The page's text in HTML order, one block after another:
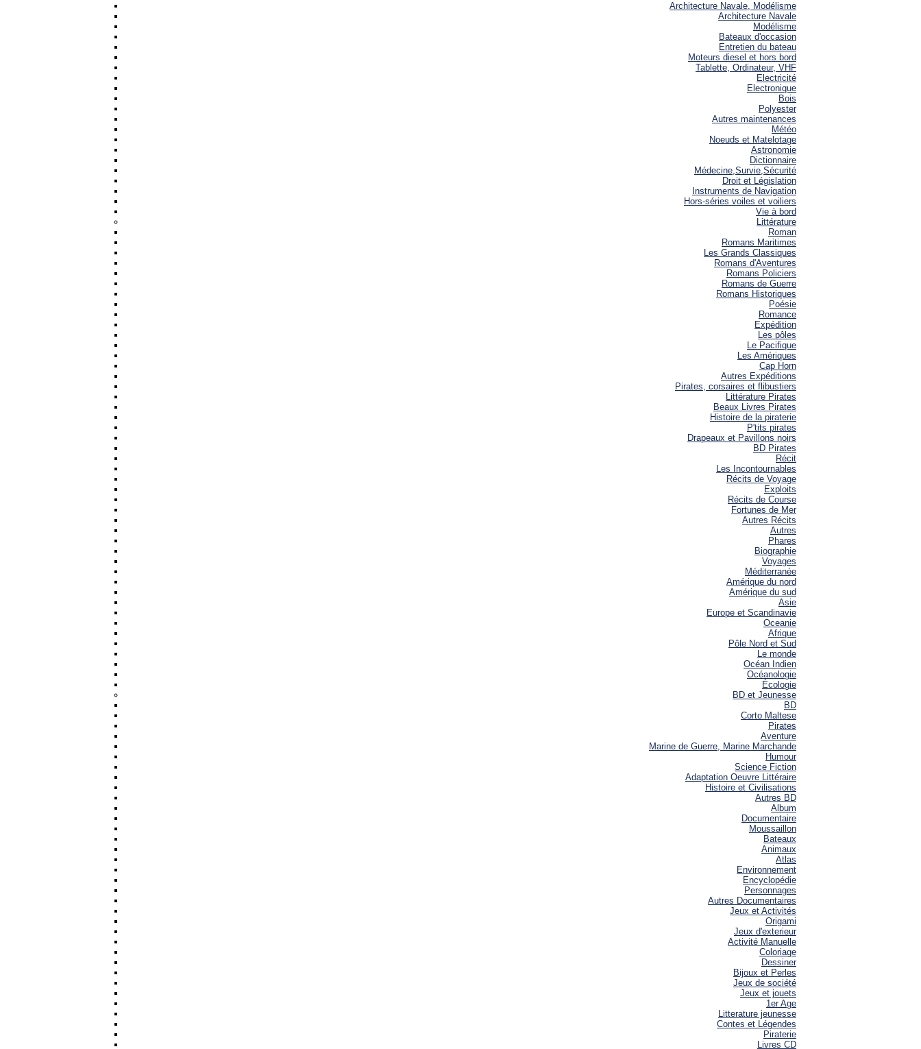
Architecture Navale, Modélisme
Architecture Navale
Modélisme
Bateaux d'occasion
Entretien du bateau
Moteurs diesel et hors bord
Tablette, Ordinateur, VHF
Electricité
Electronique
Bois
Polyester
Autres maintenances
Météo
Noeuds et Matelotage
Astronomie
Dictionnaire
Médecine,Survie,Sécurité
Droit et Législation
Instruments de Navigation
Hors-séries voiles et voiliers
Vie à bord
Littérature
Roman
Romans Maritimes
Les Grands Classiques
Romans d'Aventures
Romans Policiers
Romans de Guerre
Romans Historiques
Poésie
Romance
Expédition
Les pôles
Le Pacifique
Les Amériques
Cap Horn
Autres Expéditions
Pirates, corsaires et flibustiers
Littérature Pirates
Beaux Livres Pirates
Histoire de la piraterie
P'tits pirates
Drapeaux et Pavillons noirs
BD Pirates
Récit
Les Incontournables
Récits de Voyage
Exploits
Récits de Course
Fortunes de Mer
Autres Récits
Autres
Phares
Biographie
Voyages
Méditerranée
Amérique du nord
Amérique du sud
Asie
Europe et Scandinavie
Oceanie
Afrique
Pôle Nord et Sud
Le monde
Océan Indien
Océanologie
Écologie
BD et Jeunesse
BD
Corto Maltese
Pirates
Aventure
Marine de Guerre, Marine Marchande
Humour
Science Fiction
Adaptation Oeuvre Littéraire
Histoire et Civilisations
Autres BD
Album
Documentaire
Moussaillon
Bateaux
Animaux
Atlas
Environnement
Encyclopédie
Personnages
Autres Documentaires
Jeux et Activités
Origami
Jeux d'exterieur
Activité Manuelle
Coloriage
Dessiner
Bijoux et Perles
Jeux de société
Jeux et jouets
1er Age
Litterature jeunesse
Contes et Légendes
Piraterie
Livres CD